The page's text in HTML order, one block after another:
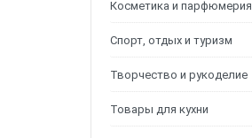
Косметика и парфюмерия
Спорт, отдых и туризм
Творчество и рукоделие
Товары для кухни